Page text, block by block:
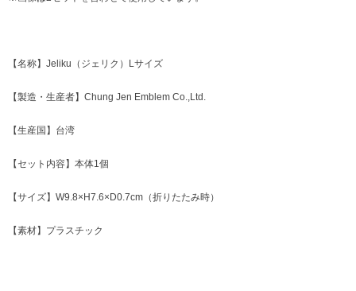
【名称】Jeliku（ジェリク）Lサイズ
【製造・生産者】Chung Jen Emblem Co.,Ltd.
【生産国】台湾
【セット内容】本体1個
【サイズ】W9.8×H7.6×D0.7cm（折りたたみ時）
【素材】プラスチック